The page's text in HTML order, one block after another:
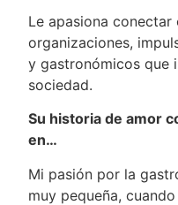
Le apasiona conectar
organizaciones,
y gastronómicos que
sociedad.
Su historia de amor
en…
Mi pasión por la
muy pequeña,